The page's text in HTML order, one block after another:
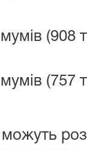
(908
(757
можуть